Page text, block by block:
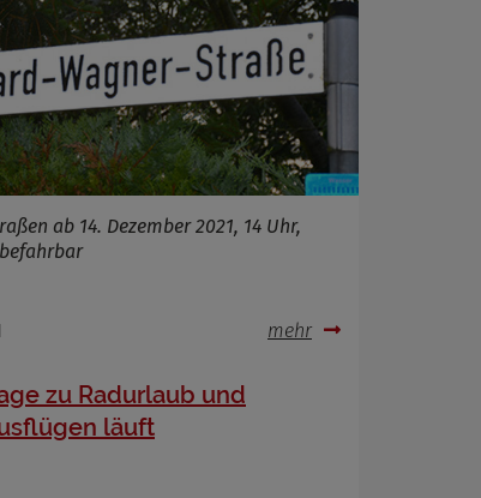
ab 14. Dezember 2021, 14 Uhr,
mehr
zu Radurlaub und
läuft